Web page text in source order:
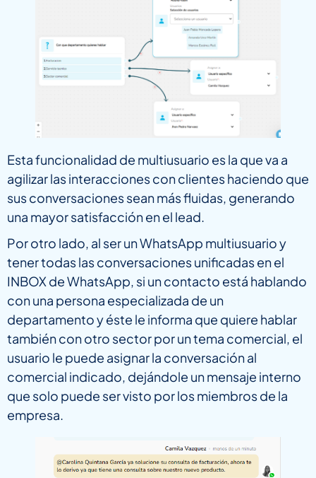
Esta funcionalidad de multiusuario es la que va a
agilizar las interacciones con clientes haciendo que
sus conversaciones sean más fluidas, generando
una mayor satisfacción en el lead.
Por otro lado, al ser un WhatsApp multiusuario y
tener todas las conversaciones unificadas en el
INBOX de WhatsApp, si un contacto está hablando
con una persona especializada de un
departamento y éste le informa que quiere hablar
también con otro sector por un tema comercial, el
usuario le puede asignar la conversación al
comercial indicado, dejándole un mensaje interno
que solo puede ser visto por los miembros de la
empresa.